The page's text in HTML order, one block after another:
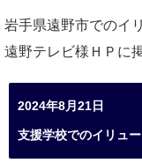
岩手県遠野市でのイ
遠野テレビ様ＨＰに
2024年8月21日
支援学校でのイリュ